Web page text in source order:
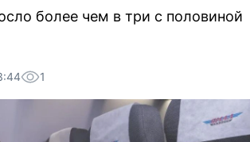
более чем в три с половиной
1